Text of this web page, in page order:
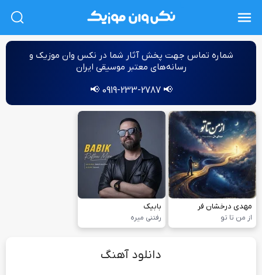
شماره‌ تماس جهت پخش آثار شما در نکس وان موزیک و
رسانه‌های معتبر موسیقی ایران
📢 0919-233-2787 📢
مهدی درخشان فر
از من تا تو
بابیک
رفتنی میره
دانلود آهنگ